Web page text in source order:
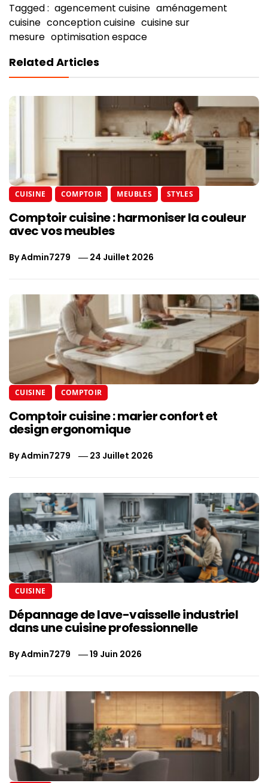
Tagged : agencement cuisine aménagement
cuisine conception cuisine cuisine sur
mesure optimisation espace
Related Articles
CUISINE COMPTOIR MEUBLES STYLES
Comptoir cuisine : harmoniser la couleur
avec vos meubles
ByAdmin7279 24 Juillet 2026
CUISINE COMPTOIR
Comptoir cuisine : marier confort et
design ergonomique
ByAdmin7279 23 Juillet 2026
CUISINE
Dépannage de lave-vaisselle industriel
dans une cuisine professionnelle
ByAdmin7279 19 Juin 2026